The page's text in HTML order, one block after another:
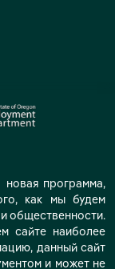
программа,
как мы будем
общественности.
сайте наиболее
данный сайт
и может не